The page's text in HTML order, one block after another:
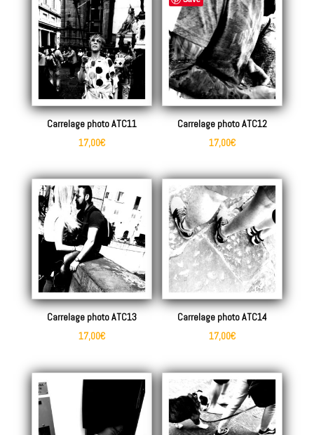
Carrelage photo ATC11
17,00€
Carrelage photo ATC12
17,00€
Carrelage photo ATC13
17,00€
Carrelage photo ATC14
17,00€